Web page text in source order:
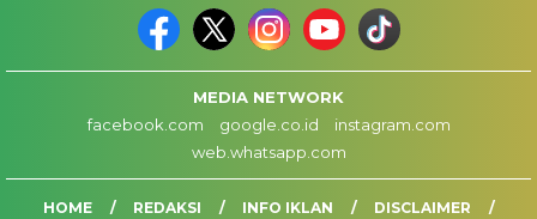
MEDIA NETWORK
facebook.com
google.co.id
instagram.com
web.whatsapp.com
HOME REDAKSI INFO IKLAN
DISCLAIMER